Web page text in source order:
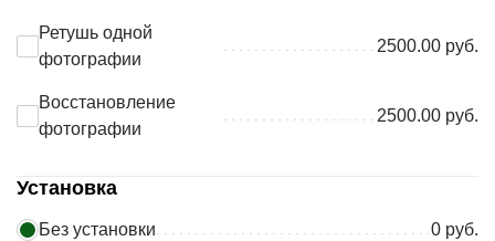
Ретушь одной
фотографии
2500.00 руб.
Восстановление
фотографии
2500.00 руб.
Установка
Без установки 0 руб.